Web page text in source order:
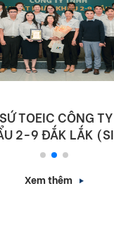
GIÁO DỤC VÀ
TÁC NÂNG CAO
LỰC SỐ CHO
Xem thêm